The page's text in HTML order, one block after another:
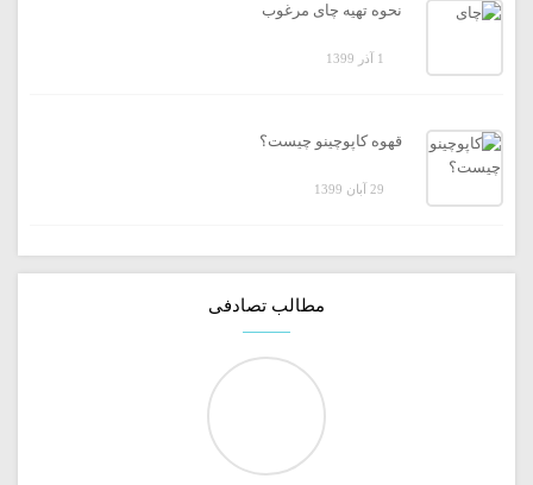
نحوه تهیه چای مرغوب
1 آذر 1399
قهوه کاپوچینو چیست؟
29 آبان 1399
مطالب تصادفی